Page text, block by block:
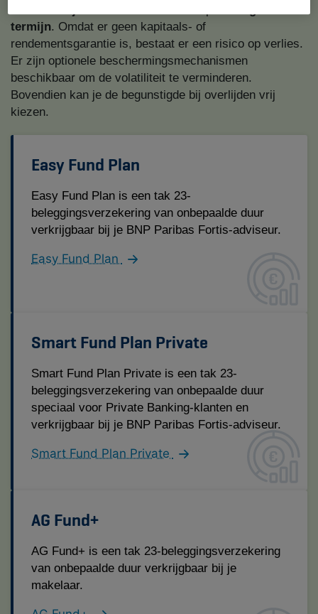
termijn. Omdat er geen kapitaals- of
rendementsgarantie is, bestaat er een risico op verlies.
Er zijn optionele beschermingsmechanismen
beschikbaar om de volatiliteit te verminderen.
Bovendien kan je de begunstigde bij overlijden vrij
kiezen.
Easy Fund Plan
Easy Fund Plan is een tak 23-
beleggingsverzekering van onbepaalde duur
verkrijgbaar bij je BNP Paribas Fortis-adviseur.
Easy Fund Plan
Smart Fund Plan Private
Smart Fund Plan Private is een tak 23-
beleggingsverzekering van onbepaalde duur
speciaal voor Private Banking-klanten en
verkrijgbaar bij je BNP Paribas Fortis-adviseur.
Smart Fund Plan Private
AG Fund+
AG Fund+ is een tak 23-beleggingsverzekering
van onbepaalde duur verkrijgbaar bij je
makelaar.